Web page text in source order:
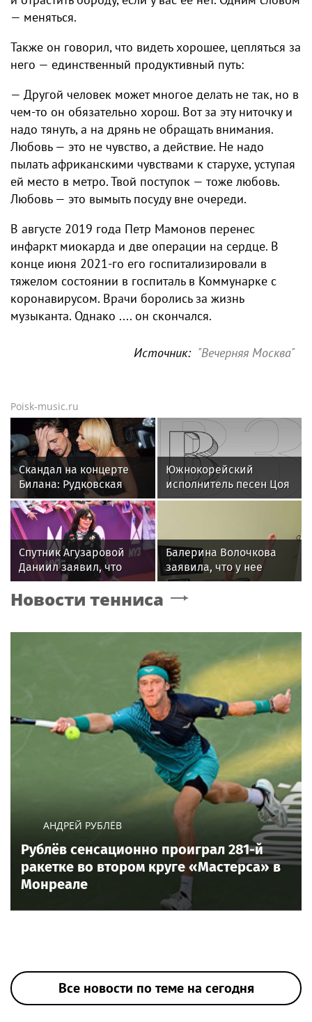
— меняться.
Также он говорил, что видеть хорошее, цепляться за
него — единственный продуктивный путь:
— Другой человек может многое делать не так, но в
чем-то он обязательно хорош. Вот за эту ниточку и
надо тянуть, а на дрянь не обращать внимания.
Любовь — это не чувство, а действие. Не надо
пылать африканскими чувствами к старухе, уступая
ей место в метро. Твой поступок — тоже любовь.
Любовь — это вымыть посуду вне очереди.
В августе 2019 года Петр Мамонов перенес
инфаркт миокарда и две операции на сердце. В
конце июня 2021-го его госпитализировали в
тяжелом состоянии в госпиталь в Коммунарке с
коронавирусом. Врачи боролись за жизнь
музыканта. Однако .... он скончался.
Источник: "Вечерняя Москва"
Poisk-music.ru
Скандал на концерте
Билана: Рудковская
прокомментировала и
в Сети "взорвались"
Южнокорейский
исполнитель песен Цоя
Сон Вон Соп захотел
Спутник Агузаровой
Даниил заявил, что
решал рабочие
вопросы с певицей в
Балерина Волочкова
заявила, что у нее
появилась гематома
после выхода на сцену
Новости тенниса
АНДРЕЙ РУБЛЁВ
Рублёв сенсационно проиграл 281-й
ракетке во втором круге «Мастерса» в
Монреале
Все новости по теме на сегодня